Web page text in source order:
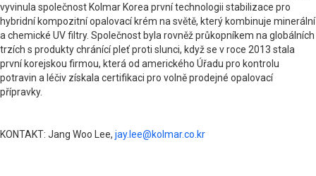
vyvinula společnost Kolmar Korea první technologii stabilizace pro
hybridní kompozitní opalovací krém na světě, který kombinuje minerální
a chemické UV filtry. Společnost byla rovněž průkopníkem na globálních
trzích s produkty chránící pleť proti slunci, když se v roce 2013 stala
první korejskou firmou, která od amerického Úřadu pro kontrolu
potravin a léčiv získala certifikaci pro volně prodejné opalovací
přípravky.
KONTAKT: Jang Woo Lee, jay.lee@kolmar.co.kr